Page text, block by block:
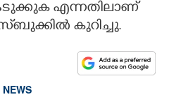
എന്നതിലാണ്
കുറിച്ചു.
NEWS